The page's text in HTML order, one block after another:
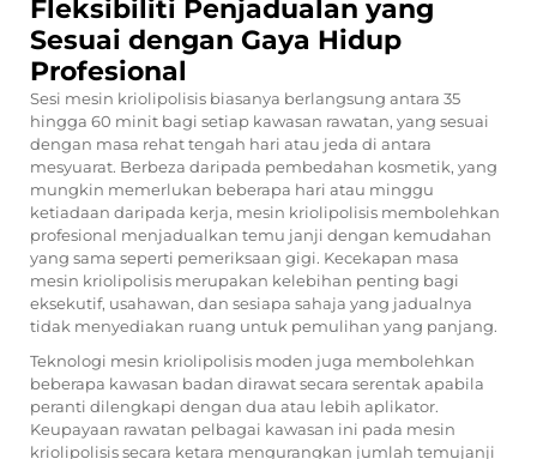
Fleksibiliti Penjadualan yang
Sesuai dengan Gaya Hidup
Profesional
Sesi mesin kriolipolisis biasanya berlangsung antara 35
hingga 60 minit bagi setiap kawasan rawatan, yang sesuai
dengan masa rehat tengah hari atau jeda di antara
mesyuarat. Berbeza daripada pembedahan kosmetik, yang
mungkin memerlukan beberapa hari atau minggu
ketiadaan daripada kerja, mesin kriolipolisis membolehkan
profesional menjadualkan temu janji dengan kemudahan
yang sama seperti pemeriksaan gigi. Kecekapan masa
mesin kriolipolisis merupakan kelebihan penting bagi
eksekutif, usahawan, dan sesiapa sahaja yang jadualnya
tidak menyediakan ruang untuk pemulihan yang panjang.
Teknologi mesin kriolipolisis moden juga membolehkan
beberapa kawasan badan dirawat secara serentak apabila
peranti dilengkapi dengan dua atau lebih aplikator.
Keupayaan rawatan pelbagai kawasan ini pada mesin
kriolipolisis secara ketara mengurangkan jumlah temujanji